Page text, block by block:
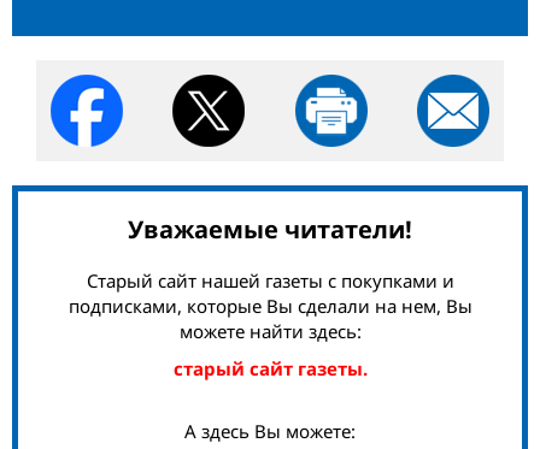
Уважаемые читатели!
Старый сайт нашей газеты с покупками и
подписками, которые Вы сделали на нем, Вы
можете найти здесь:
старый сайт газеты.
А здесь Вы можете: